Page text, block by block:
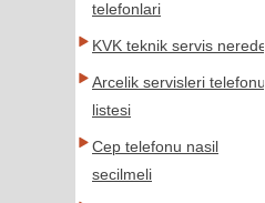
telefonlari
KVK teknik servis nerede
Arcelik servisleri telefonu
listesi
Cep telefonu nasil
secilmeli